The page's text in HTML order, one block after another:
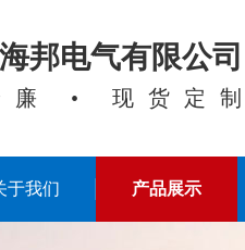
邦电气有限公司
廉 • 现货定制
于我们 产品展示